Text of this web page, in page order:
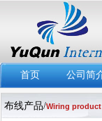
首页 公司简
布线产品/Wiring product